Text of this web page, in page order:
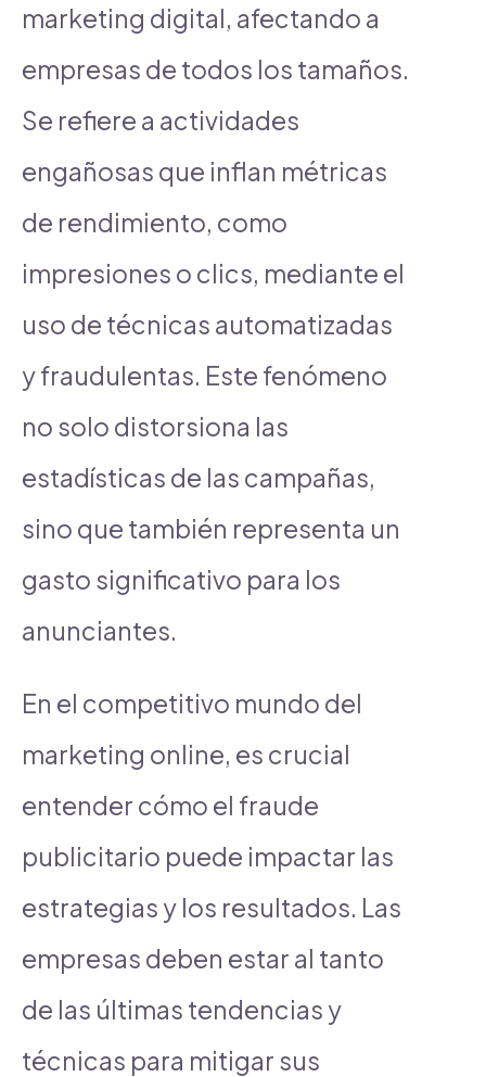
marketing digital, afectando a
empresas de todos los tamaños.
Se refiere a actividades
engañosas que inflan métricas
de rendimiento, como
impresiones o clics, mediante el
uso de técnicas automatizadas
y fraudulentas. Este fenómeno
no solo distorsiona las
estadísticas de las campañas,
sino que también representa un
gasto significativo para los
anunciantes.
En el competitivo mundo del
marketing online, es crucial
entender cómo el fraude
publicitario puede impactar las
estrategias y los resultados. Las
empresas deben estar al tanto
de las últimas tendencias y
técnicas para mitigar sus